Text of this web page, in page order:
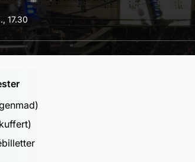
17.30